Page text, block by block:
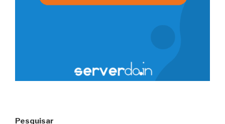
Pesquisar